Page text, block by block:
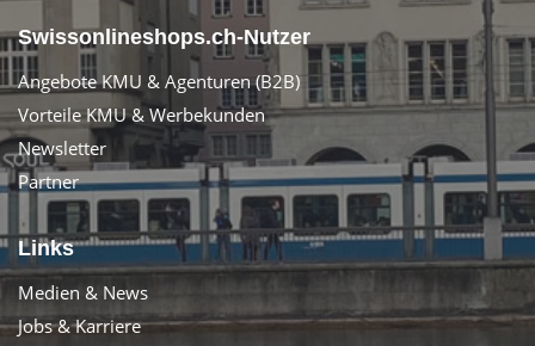
Swissonlineshops.ch-Nutzer
Angebote KMU & Agenturen (B2B)
Vorteile KMU & Werbekunden
Newsletter
Partner
Links
Medien & News
Jobs & Karriere